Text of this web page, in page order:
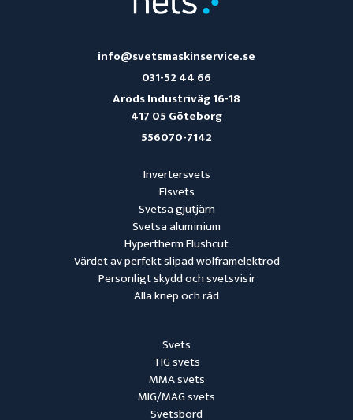
Svets
TIG svets
MMA svets
MIG/MAG svets
Svetsbord
Invertersvets
Elsvets
Svetsa gjutjärn
Svetsa aluminium
Hypertherm Flushcut
Värdet av perfekt slipad wolframelektrod
Personligt skydd och svetsvisir
Alla knep och råd
info@svetsmaskinservice.se
031-52 44 66
Aröds Industriväg 16-18
417 05 Göteborg
556070-7142